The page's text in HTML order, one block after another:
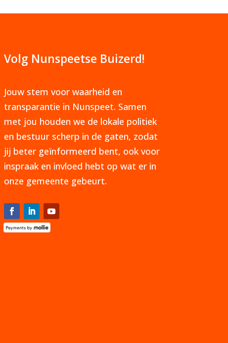
Volg Nunspeetse Buizerd!
Jouw stem voor waarheid en
transparantie in Nunspeet. Samen
met jou houden we de lokale politiek
en bestuur scherp in de gaten, zodat
jij beter geïnformeerd bent, ook voor
inspraak en invloed hebt op wat er in
onze gemeente gebeurt.